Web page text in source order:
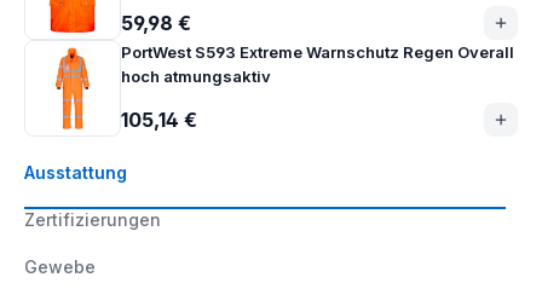
Ausstattung
Zertifizierungen
Gewebe
59,98 €
PortWest S593 Extreme Warnschutz Regen Overall
hoch atmungsaktiv
105,14 €